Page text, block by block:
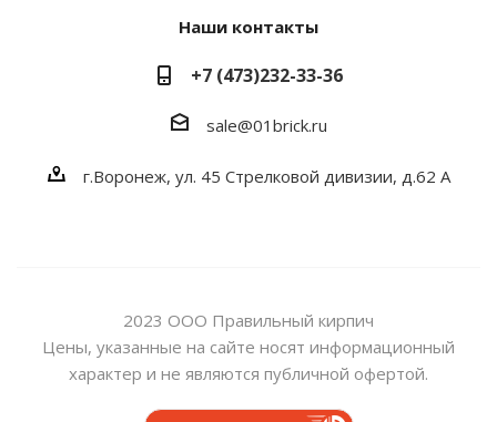
Наши контакты
+7 (473)232-33-36
sale@01brick.ru
г.Воронеж, ул. 45 Стрелковой дивизии, д.62 А
2023 ООО Правильный кирпич
Цены, указанные на сайте носят информационный
характер и не являются публичной офертой.